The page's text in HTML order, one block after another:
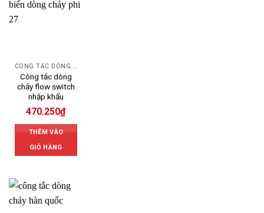
Công tắc dòng
chảy flow switch
nhập khẩu
470.250₫
THÊM VÀO
GIỎ HÀNG